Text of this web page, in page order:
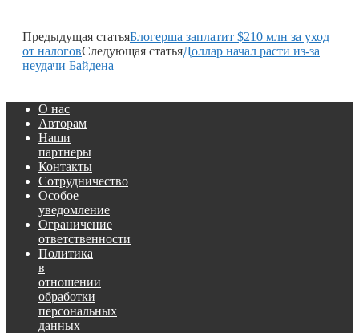
Предыдущая статьяБлогерша заплатит $210 млн за уход
от налоговСледующая статьяДоллар начал расти из-за
неудачи Байдена
О нас
Авторам
Наши
партнеры
Контакты
Сотрудничество
Особое
уведомление
Ограничение
ответственности
Политика
в
отношении
обработки
персональных
данных